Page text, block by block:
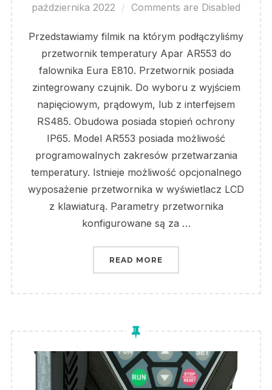
on
października 2022
Comments are Disabled
Przedstawiamy filmik na którym podłączyliśmy
przetwornik temperatury Apar AR553 do
falownika Eura E810. Przetwornik posiada
zintegrowany czujnik. Do wyboru z wyjściem
napięciowym, prądowym, lub z interfejsem
RS485. Obudowa posiada stopień ochrony
IP65. Model AR553 posiada możliwość
programowalnych zakresów przetwarzania
temperatury. Istnieje możliwość opcjonalnego
wyposażenie przetwornika w wyświetlacz LCD
z klawiaturą. Parametry przetwornika
konfigurowane są za …
READ MORE „JAK PODŁĄCZYĆ